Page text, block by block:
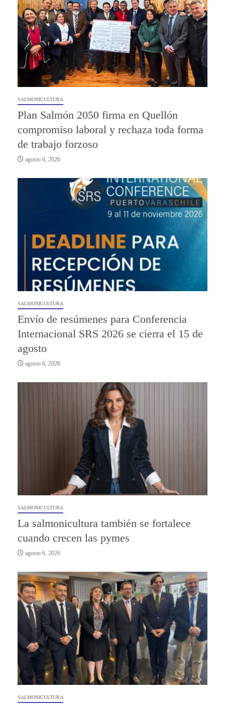
SALMONICULTURA
Plan Salmón 2050 firma en Quellón
compromiso laboral y rechaza toda forma
de trabajo forzoso
agosto 6, 2026
SALMONICULTURA
Envío de resúmenes para Conferencia
Internacional SRS 2026 se cierra el 15 de
agosto
agosto 6, 2026
SALMONICULTURA
La salmonicultura también se fortalece
cuando crecen las pymes
agosto 6, 2026
SALMONICULTURA